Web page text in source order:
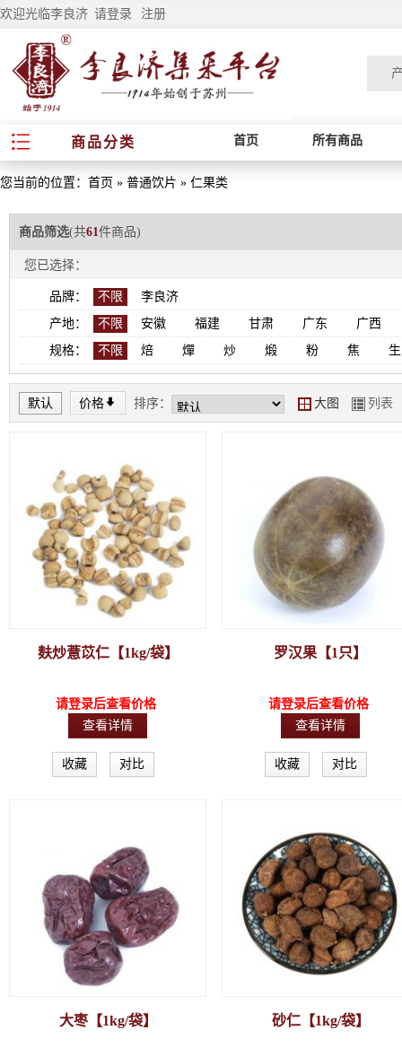
欢迎光临李良济 请登录 注册
商品分类 首页 所有商品
您当前的位置： 首页 » 普通饮片 » 仁果类
商品筛选(共61 件商品)
您已选择：
品牌： 不限
李良济
产地：
不限 安徽 福建 甘肃 广东
广西
规格：
不限 焙 燀 炒 煅 粉 焦 生
默认 价格* 排序： Y 大图 Z 列表
麸炒薏苡仁【1kg/袋】
请登录后查看价格
查看详情
收藏 对比
罗汉果【1只】
请登录后查看价格
查看详情
收藏 对比
大枣【1kg/袋】 砂仁【1kg/袋】